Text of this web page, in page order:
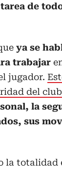
de
ya se
trabajar
jugador.
del
la
sus
la totalidad